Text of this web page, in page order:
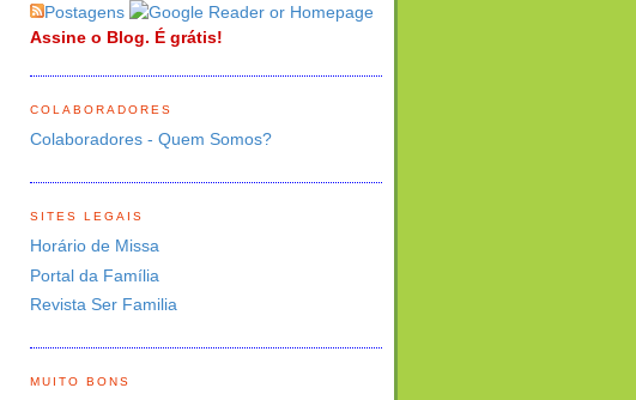
Postagens
Assine o Blog. É grátis!
COLABORADORES
Colaboradores - Quem Somos?
SITES LEGAIS
Horário de Missa
Portal da Família
Revista Ser Familia
MUITO BONS